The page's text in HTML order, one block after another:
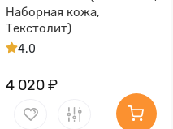
Наборная кожа,
Текстолит)
4.0
4 020 ₽